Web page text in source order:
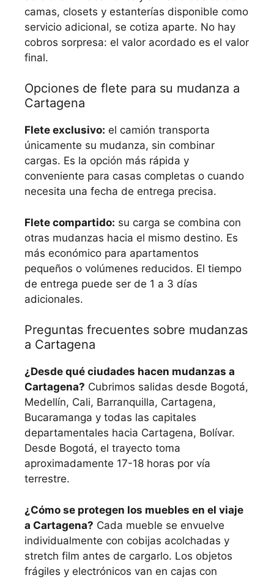
camas, closets y estanterías disponible como
servicio adicional, se cotiza aparte. No hay
cobros sorpresa: el valor acordado es el valor
final.
Opciones de flete para su mudanza a
Cartagena
Flete exclusivo: el camión transporta
únicamente su mudanza, sin combinar
cargas. Es la opción más rápida y
conveniente para casas completas o cuando
necesita una fecha de entrega precisa.
Flete compartido: su carga se combina con
otras mudanzas hacia el mismo destino. Es
más económico para apartamentos
pequeños o volúmenes reducidos. El tiempo
de entrega puede ser de 1 a 3 días
adicionales.
Preguntas frecuentes sobre mudanzas
a Cartagena
¿Desde qué ciudades hacen mudanzas a
Cartagena? Cubrimos salidas desde Bogotá,
Medellín, Cali, Barranquilla, Cartagena,
Bucaramanga y todas las capitales
departamentales hacia Cartagena, Bolívar.
Desde Bogotá, el trayecto toma
aproximadamente 17-18 horas por vía
terrestre.
¿Cómo se protegen los muebles en el viaje
a Cartagena? Cada mueble se envuelve
individualmente con cobijas acolchadas y
stretch film antes de cargarlo. Los objetos
frágiles y electrónicos van en cajas con